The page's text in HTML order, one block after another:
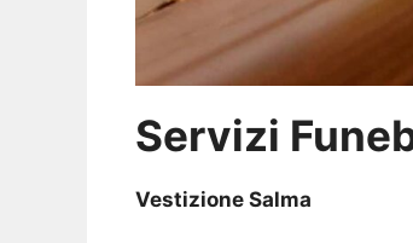
Servizi
Vestizione Salma